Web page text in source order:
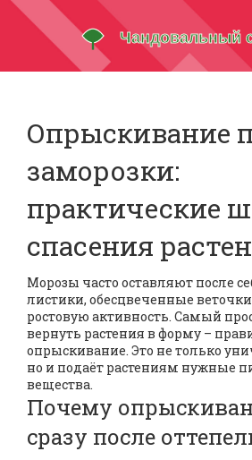
Опрыскивание
заморозки:
практические
спасения
Морозы часто оставляют после
листики, обесцвеченные
ростовую активность. Самый
вернуть растения в форму –
опрыскивание. Это не только
но и подаёт растениям нужные
вещества.
Почему
сразу после